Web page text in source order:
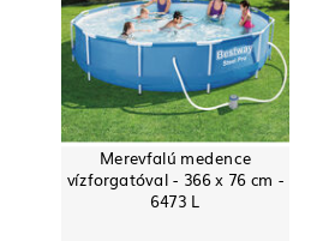
Merevfalú medence
vízforgatóval - 366 x 76 cm -
6473 L